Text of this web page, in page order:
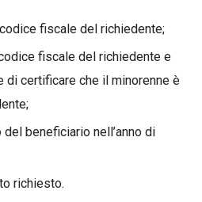
fiscale del richiedente;
fiscale del richiedente e
di certificare che il minorenne è
beneficiario nell’anno di
richiesto.